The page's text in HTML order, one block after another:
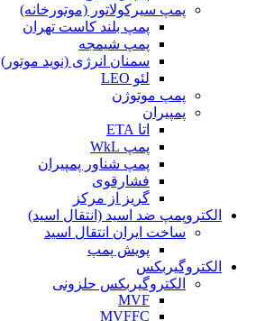
پمپ سیرکولاتور (موتورخانه)
پمپ بلند کاست تهران
پمپ شیمجه
سمنان انرژی (نوید موتور)
لئو LEO
پمپ موتوژن
پمپیران
اتا ETA
پمپ WkL
پمپ شناور پمپیران
فشارقوی
گریز از مرکز
الکتروپمپ ضد اسید (انتقال اسید)
ساخت ایران انتقال اسید
پویش پمپ
الکتروگیربکس
الکتروگیربکس حلزونی
MVF
MVFFC